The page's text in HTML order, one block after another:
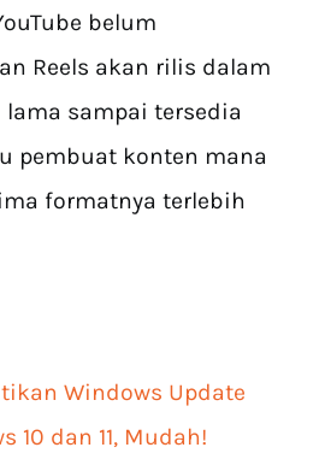
belum
Reels akan rilis dalam
lama sampai tersedia
pembuat konten mana
formatnya terlebih
Windows Update
10 dan 11, Mudah!